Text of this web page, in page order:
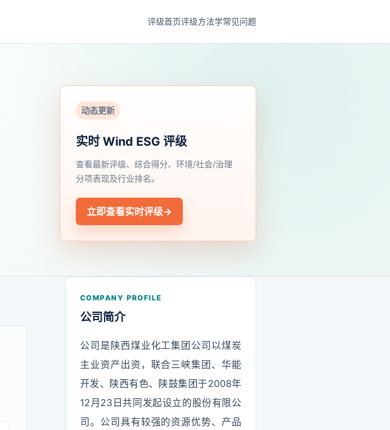
评级首页评级方法学常见问题
动态更新
实时 Wind ESG 评级
查看最新评级、综合得分、环境/社会/治理
分项表现及行业排名。
立即查看实时评级→
COMPANY PROFILE
公司简介
公司是陕西煤业化工集团公司以煤炭
主业资产出资，联合三峡集团、华能
开发、陕西有色、陕鼓集团于2008年
12月23日共同发起设立的股份有限公
司。公司具有较强的资源优势、产品